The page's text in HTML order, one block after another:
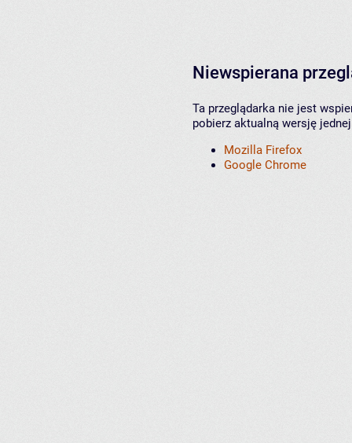
Niewspierana
Ta przeglądarka nie jest
pobierz aktualną wersję
Mozilla Firefox
Google Chrome